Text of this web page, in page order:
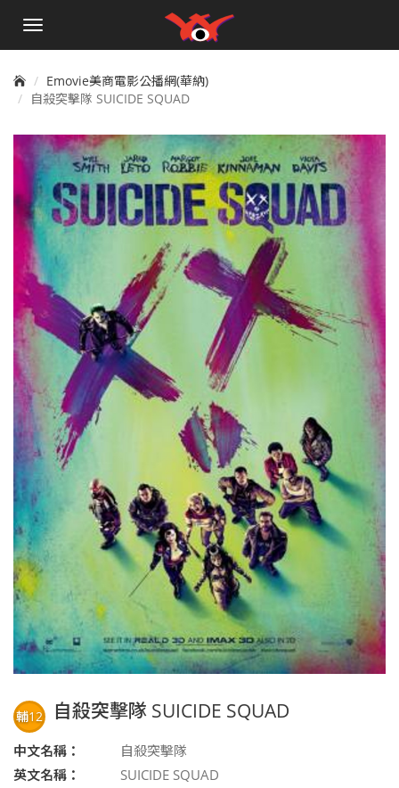
手
單
Emovie美商電影公播網(華納)
自殺突擊隊 SUICIDE SQUAD
輔12 自殺突擊隊 SUICIDE SQUAD
中文名稱：
自殺突擊隊
英文名稱：
SUICIDE SQUAD